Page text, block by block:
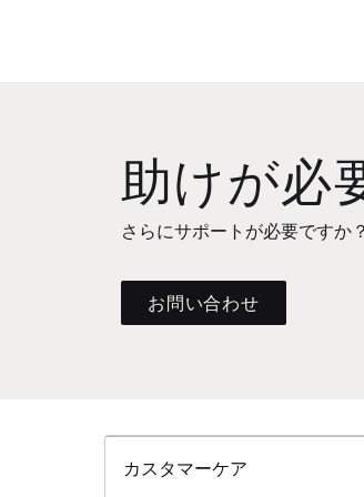
助けが必
さらにサポートが必要ですか
お問い合わせ
カスタマーケア